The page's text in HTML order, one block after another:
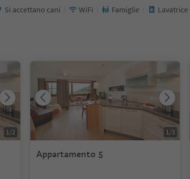
Si accettano cani WiFi Famiglie Lavatrice
1 /2
Appartamento 5
1 /3